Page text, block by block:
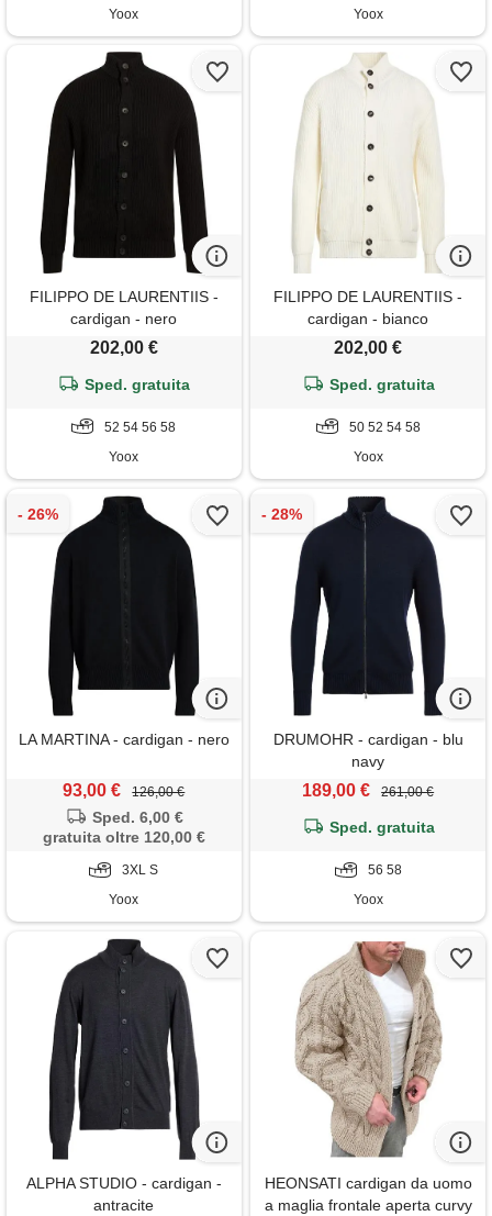
Yoox Yoox
FILIPPO DE LAURENTIIS -
cardigan - nero
202,00 €
Sped. gratuita
52 54 56 58
Yoox
FILIPPO DE LAURENTIIS -
cardigan - bianco
202,00 €
Sped. gratuita
50 52 54 58
Yoox
LA MARTINA - cardigan - nero
93,00 € 126,00 €
Sped. 6,00 €
gratuita oltre 120,00 €
3XL S
Yoox
DRUMOHR - cardigan - blu
navy
189,00 € 261,00 €
Sped. gratuita
56 58
Yoox
ALPHA STUDIO - cardigan -
antracite
HEONSATI cardigan da uomo
a maglia frontale aperta curvy